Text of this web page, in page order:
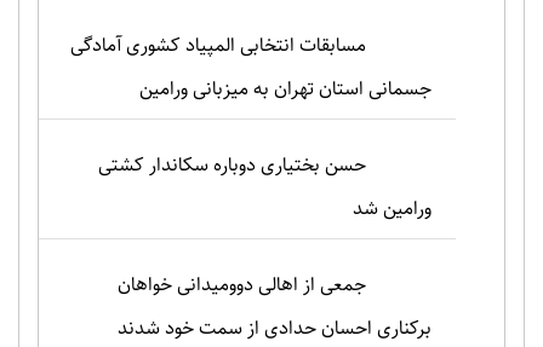
مسابقات انتخابی المپیاد کشوری آمادگی
جسمانی استان تهران به میزبانی ورامین
حسن بختیاری دوباره سکاندار کشتی
ورامین شد
جمعی از اهالی دوومیدانی خواهان
برکناری احسان حدادی از سمت خود شدند